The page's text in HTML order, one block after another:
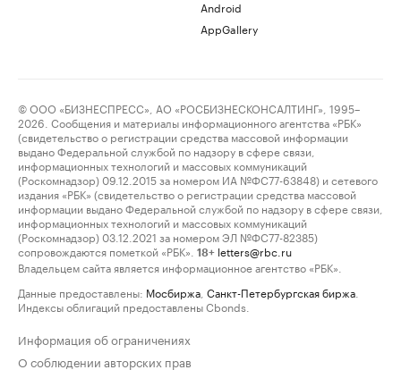
Android
AppGallery
© ООО «БИЗНЕСПРЕСС», АО «РОСБИЗНЕСКОНСАЛТИНГ», 1995–
2026. Сообщения и материалы информационного агентства «РБК»
(свидетельство о регистрации средства массовой информации
выдано Федеральной службой по надзору в сфере связи,
информационных технологий и массовых коммуникаций
(Роскомнадзор) 09.12.2015 за номером ИА №ФС77-63848) и сетевого
издания «РБК» (свидетельство о регистрации средства массовой
информации выдано Федеральной службой по надзору в сфере связи,
информационных технологий и массовых коммуникаций
(Роскомнадзор) 03.12.2021 за номером ЭЛ №ФС77-82385)
сопровождаются пометкой «РБК».
18+ letters@rbc.ru
Владельцем сайта является информационное агентство «РБК».
Данные предоставлены: Мосбиржа Санкт-Петербургская биржа
Индексы облигаций предоставлены Cbonds.
Информация об ограничениях
О соблюдении авторских прав